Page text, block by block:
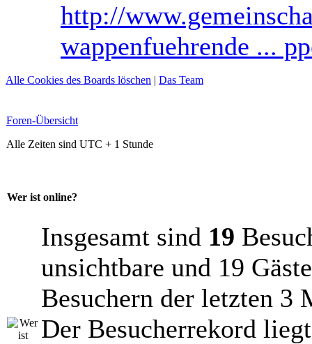
http://
wappenfuehrende ...
Alle Cookies des Boards löschen | Das Team
Foren-Übersicht
Alle Zeiten sind UTC + 1 Stunde
Wer ist online?
Insgesamt sind 19
unsichtbare und 19
Besuchern der letzten 3
Der Besucherrekord